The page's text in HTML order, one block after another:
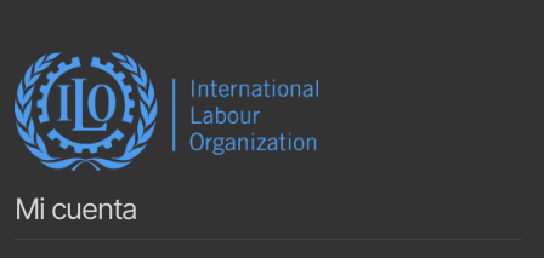
Mi cuenta